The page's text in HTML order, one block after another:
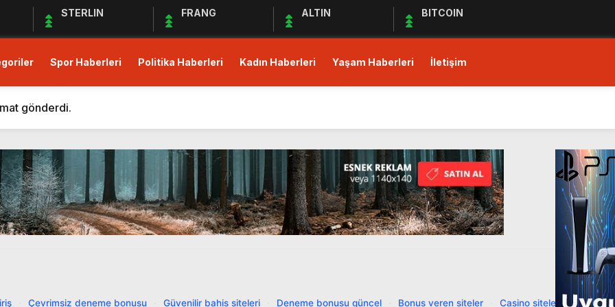
STERLIN FRANG ALTIN BITCOIN
Spor Haberleri Politika Haberleri Kadın Haberleri Yaşam Haberleri İletişim
Eden Bergüzar Korel, Dayanışmanın Önemine Vurgu Yaptı!
kısıtlı!
gönderdi.
Deprem Bölgesindeki Yardım Çalışmalarına Devam Ediyor
Devam Ediyor
Birliği Sağlanamadı, Piyasalar Tedirgin
Yağış, Trafiği Durma Noktasına Getirdi
Açık Mikrofon’a Konuk Olacak
Öncesi Erişimi Engelledi
Çevrimsiz deneme bonusu Güvenilir bahis siteleri Deneme bonusu güncel Bonus veren siteler Casino siteleri
·